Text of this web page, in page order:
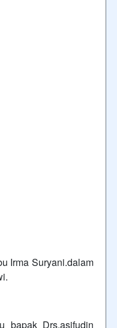
Irma Suryani.dalam
Drs.asifudin